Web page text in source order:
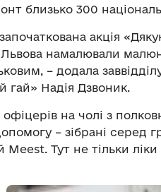
близько 300
акція
Львова намалювали
– додала
гай» Надія Дзвоник.
на чолі з
– зібрані серед
Тут не тільки ліки